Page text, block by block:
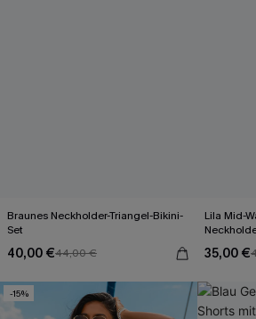
Braunes Neckholder-Triangel-Bikini-
Set
40,00 €44,00 €
Lila Mid-
35,00 €
-15%